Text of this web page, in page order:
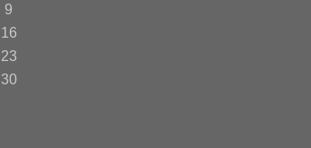
9
16
23
30